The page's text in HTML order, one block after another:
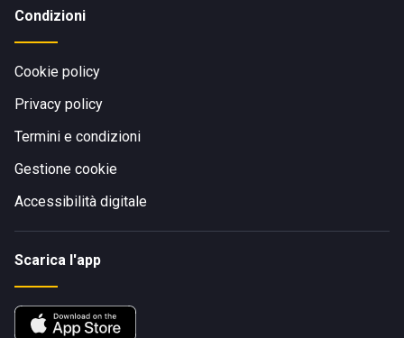
Condizioni
Cookie policy
Privacy policy
Termini e condizioni
Gestione cookie
Accessibilità digitale
Scarica l'app